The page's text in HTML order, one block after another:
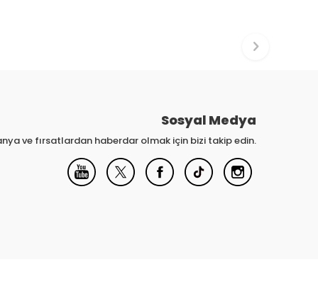
Sosyal Medya
ve fırsatlardan haberdar olmak için bizi takip edin.